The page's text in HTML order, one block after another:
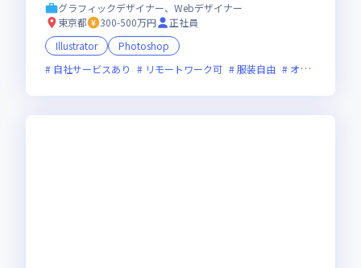
グラフィックデザイナー、Webデザイナー
東京都
300-500万円
正社員
Illustrator
Photoshop
自社サービスあり
リモートワーク可 服装自由 オンライン選考可